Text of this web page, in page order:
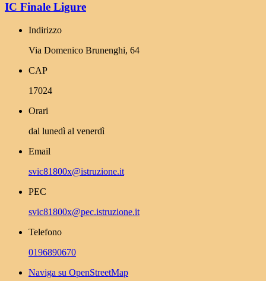
IC Finale Ligure
Indirizzo
Via Domenico Brunenghi, 64
CAP
17024
Orari
dal lunedì al venerdì
Email
svic81800x@istruzione.it
PEC
svic81800x@pec.istruzione.it
Telefono
0196890670
Naviga su OpenStreetMap